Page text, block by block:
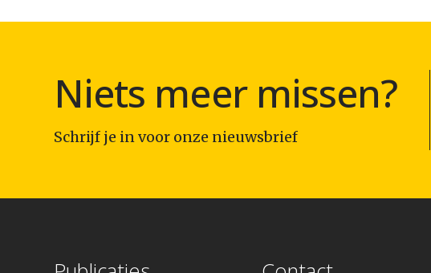
Niets meer missen?
Schrijf je in voor onze nieuwsbrief